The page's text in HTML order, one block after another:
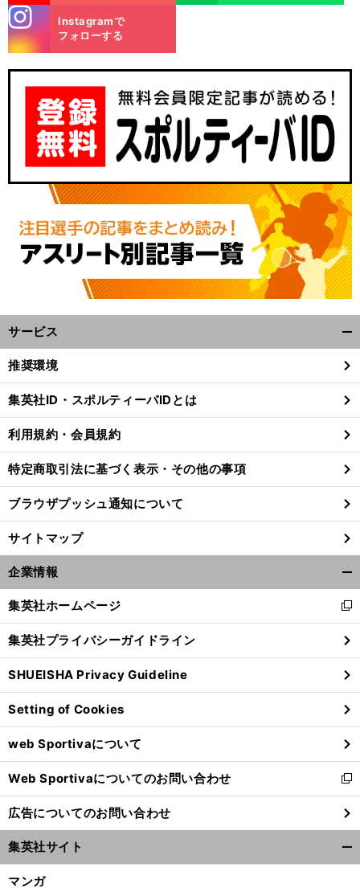
前
m
Instagramで
フォローする
サービス
閉
る
推奨環境
集英社ID・スポルティーバIDとは
利用規約・会員規約
特定商取引法に基づく表示・その他の事項
ブラウザプッシュ通知について
サイトマップ
企業情報
閉
る
集英社ホームページ
新
し
い
ウ
ィ
ン
ド
ウ
で
開
く
集英社プライバシーガイドライン
SHUEISHA Privacy Guideline
Setting of Cookies
web Sportivaについて
Web Sportivaについてのお問い合わせ
新
し
い
ウ
ィ
ン
広告についてのお問い合わせ
集英社サイト
マンガ